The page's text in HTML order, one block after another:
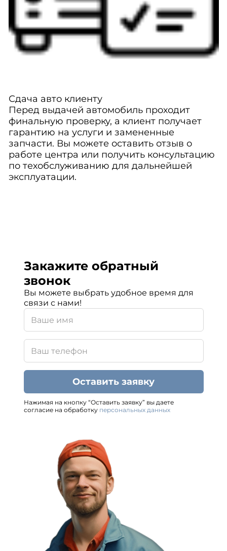
Сдача авто клиенту
Перед выдачей автомобиль проходит
финальную проверку, а клиент получает
гарантию на услуги и замененные
запчасти. Вы можете оставить отзыв о
работе центра или получить консультацию
по техобслуживанию для дальнейшей
эксплуатации.
Закажите обратный
звонок
Вы можете выбрать удобное время для
связи с нами!
Оставить заявку
Нажимая на кнопку “Оставить заявку” вы даете
согласие на обработку персональных данных